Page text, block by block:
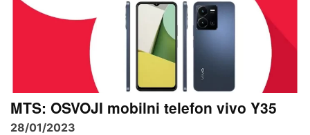
MTS: OSVOJI mobilni telefon vivo Y35
28/01/2023